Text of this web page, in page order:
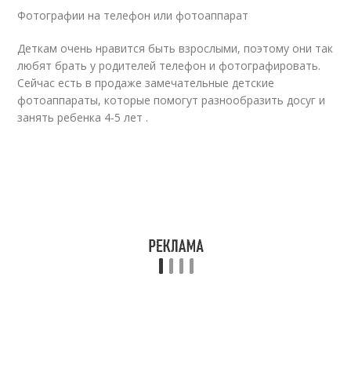
Фотографии на телефон или фотоаппарат
Деткам очень нравится быть взрослыми, поэтому они так
любят брать у родителей телефон и фотографировать.
Сейчас есть в продаже замечательные детские
фотоаппараты, которые помогут разнообразить досуг и
занять ребенка 4-5 лет .